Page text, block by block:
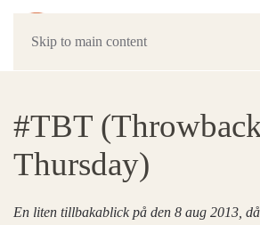
Skip to main content
#TBT
Thursday)
En liten tillbakablick på den 8 aug 2013,